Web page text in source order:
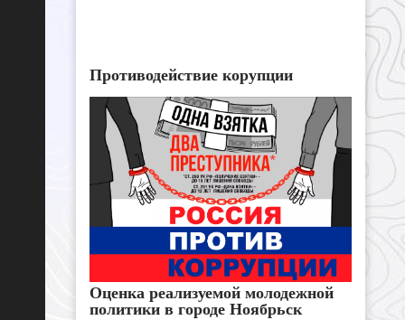
Противодействие корупции
Оценка реализуемой молодежной
политики в городе Ноябрьск